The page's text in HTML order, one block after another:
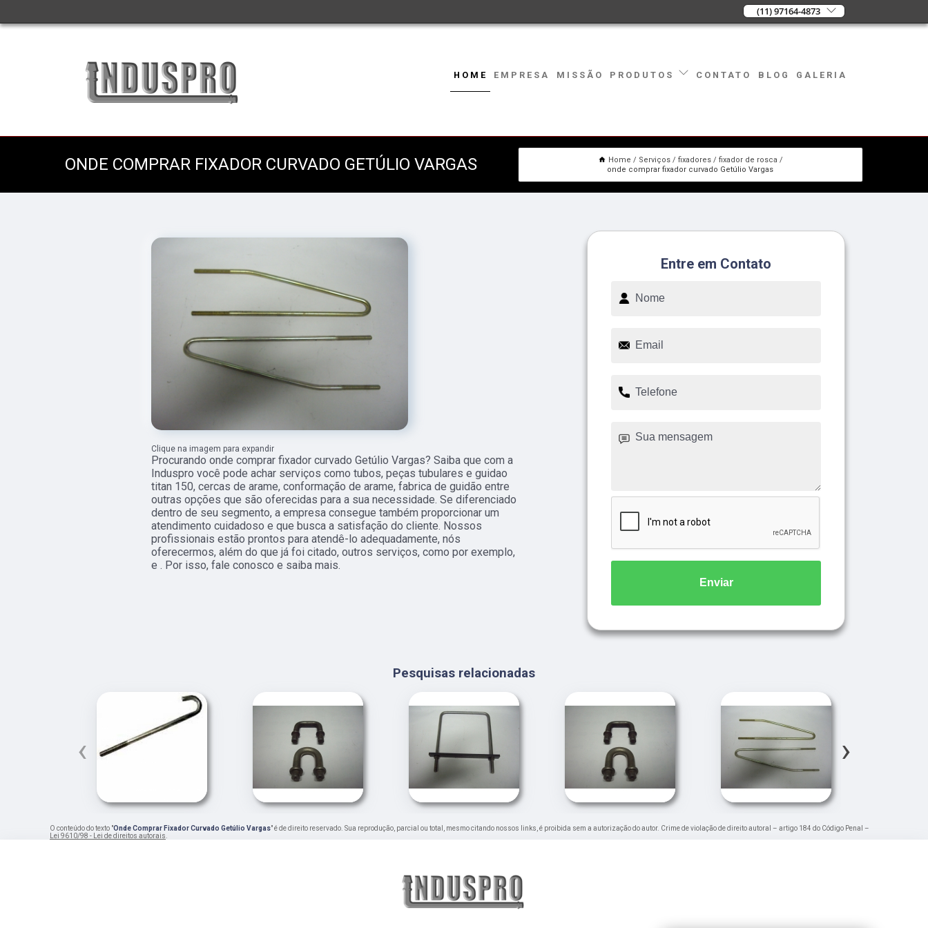
(11) 97164-4873
HOME EMPRESA MISSÃO PRODUTOS CONTATO BLOG GALERIA
ONDE COMPRAR FIXADOR CURVADO GETÚLIO VARGAS Home Serviços fixadores
fixador de rosca
onde comprar fixador curvado Getúlio Vargas
Clique na imagem para expandir
Procurando onde comprar fixador curvado Getúlio Vargas? Saiba que com a
Induspro você pode achar serviços como tubos, peças tubulares e guidao
titan 150, cercas de arame, conformação de arame, fabrica de guidão entre
outras opções que são oferecidas para a sua necessidade. Se diferenciado
dentro de seu segmento, a empresa consegue também proporcionar um
atendimento cuidadoso e que busca a satisfação do cliente. Nossos
profissionais estão prontos para atendê-lo adequadamente, nós
oferecermos, além do que já foi citado, outros serviços, como por exemplo,
e . Por isso, fale conosco e saiba mais.
Entre em Contato
Enviar
Pesquisas relacionadas
‹ ›
O conteúdo do texto "Onde Comprar Fixador Curvado Getúlio Vargas" é de direito reservado. Sua reprodução, parcial ou total, mesmo citando nossos links, é proibida sem a autorização do autor. Crime de violação de direito autoral – artigo 184 do Código Penal –
Lei 9610/98 - Lei de direitos autorais